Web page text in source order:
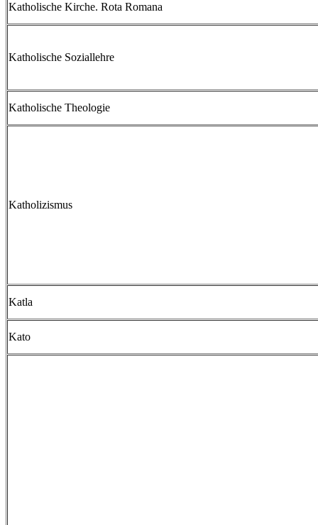
Katholische Kirche. Rota Romana
Katholische Soziallehre
Katholische Theologie
Katholizismus
Katla
Kato